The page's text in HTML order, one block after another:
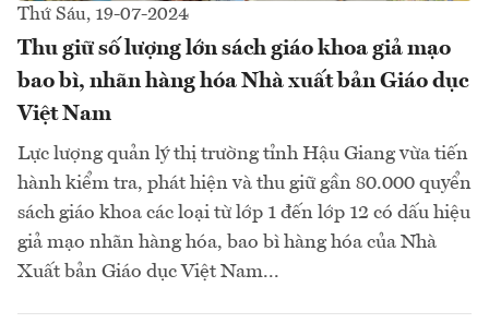
Thứ Sáu, 19-07-2024
Thu giữ số lượng lớn sách giáo khoa giả mạo
bao bì, nhãn hàng hóa Nhà xuất bản Giáo dục
Việt Nam
Lực lượng quản lý thị trường tỉnh Hậu Giang vừa tiến
hành kiểm tra, phát hiện và thu giữ gần 80.000 quyển
sách giáo khoa các loại từ lớp 1 đến lớp 12 có dấu hiệu
giả mạo nhãn hàng hóa, bao bì hàng hóa của Nhà
Xuất bản Giáo dục Việt Nam...